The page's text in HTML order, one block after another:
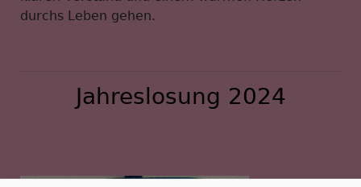
durchs Leben gehen.
Jahreslosung 2024